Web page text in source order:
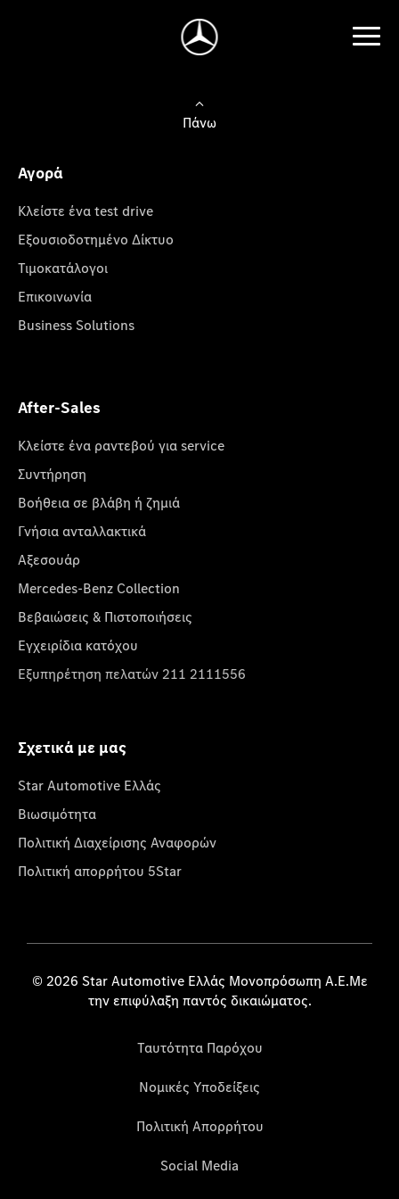
Πάνω
Αγορά
Κλείστε ένα test drive
Εξουσιοδοτημένο Δίκτυο
Τιμοκατάλογοι
Επικοινωνία
Business Solutions
After-Sales
Κλείστε ένα ραντεβού για service
Συντήρηση
Βοήθεια σε βλάβη ή ζημιά
Γνήσια ανταλλακτικά
Αξεσουάρ
Mercedes-Benz Collection
Βεβαιώσεις & Πιστοποιήσεις
Εγχειρίδια κατόχου
Εξυπηρέτηση πελατών 211 2111556
Σχετικά με μας
Star Automotive Ελλάς
Βιωσιμότητα
Πολιτική Διαχείρισης Αναφορών
Πολιτική απορρήτου 5Star
© 2026 Star Automotive Ελλάς Μονοπρόσωπη Α.Ε.Με
την επιφύλαξη παντός δικαιώματος.
Ταυτότητα Παρόχου
Νομικές Υποδείξεις
Πολιτική Απορρήτου
Social Media